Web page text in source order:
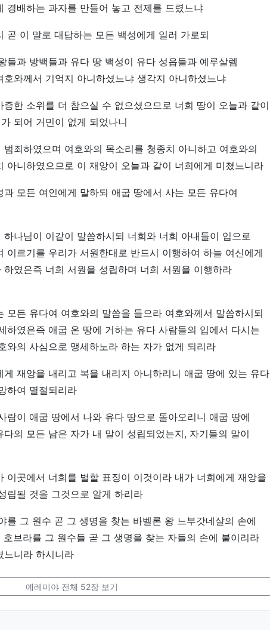
경배하는 과자를 만들어 놓고 전제를 드렸느냐
곧 이 말로 대답하는 모든 백성에게 일러 가로되
들과 방백들과 유다 땅 백성이 유다 성읍들과 예루살렘
와께서 기억지 아니하셨느냐 생각지 아니하셨느냐
한 소위를 더 참으실 수 없으셨으므로 너희 땅이 오늘과 같이
되어 거민이 없게 되었나니
죄하였으며 여호와의 목소리를 청종치 아니하고 여호와의
아니하였으므로 이 재앙이 오늘과 같이 너희에게 미쳤느니라
모든 여인에게 말하되 애굽 땅에서 사는 모든 유다여
나님이 이같이 말씀하시되 너희와 너희 아내들이 입으로
이르기를 우리가 서원한대로 반드시 이행하여 하늘 여신에게
였은즉 너희 서원을 성립하며 너희 서원을 이행하라
모든 유다여 여호와의 말씀을 들으라 여호와께서 말씀하시되
하였은즉 애굽 온 땅에 거하는 유다 사람들의 입에서 다시는
와의 사심으로 맹세하노라 하는 자가 없게 되리라
게 재앙을 내리고 복을 내리지 아니하리니 애굽 땅에 있는 유다
하여 멸절되리라
람이 애굽 땅에서 나와 유다 땅으로 돌아오리니 애굽 땅에
의 모든 남은 자가 내 말이 성립되었는지, 자기들의 말이
이곳에서 너희를 벌할 표징이 이것이라 내가 너희에게 재앙을
립될 것을 그것으로 알게 하리라
를 그 원수 곧 그 생명을 찾는 바벨론 왕 느부갓네살의 손에
브라를 그 원수들 곧 그 생명을 찾는 자들의 손에 붙이리라
느니라 하시니라
예레미야 전체 52장 보기